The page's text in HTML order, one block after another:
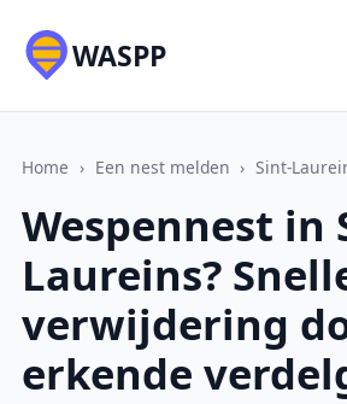
WASPP
Home › Een nest melden › Sint-
Wespennest in
Laureins?
verwijdering
erkende